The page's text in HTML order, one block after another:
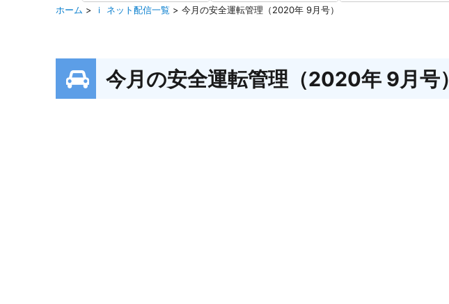
ホーム > ｉ ネット配信一覧 >今月の安全運転管理（2020年 9月号）
今月の安全運転管理（2020年 9月号）